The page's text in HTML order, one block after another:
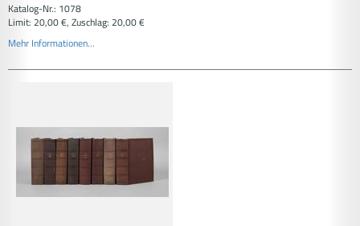
Katalog-Nr.: 1078
Limit: 20,00 €, Zuschlag: 20,00 €
Mehr Informationen...